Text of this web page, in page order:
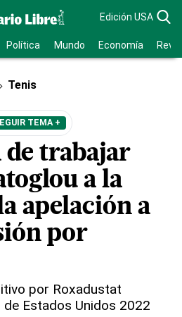
Edición USA
Política Mundo Economía
Tenis
TEMA +
de trabajar
a la
apelación a
por
por Roxadustat
Estados Unidos 2022